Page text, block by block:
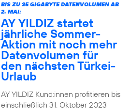
BIS ZU 25 GIGABYTE DATENVOLUMEN AB
2. MAI:
AY YILDIZ startet
jährliche Sommer-
Aktion mit noch mehr
Datenvolumen für
den nächsten Türkei-
Urlaub
AY YILDIZ Kund:innen profitieren bis
einschließlich 31. Oktober 2023